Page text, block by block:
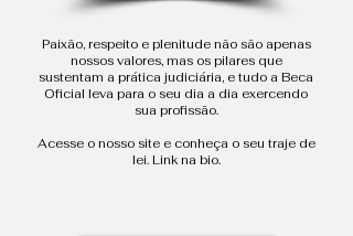
Paixão, respeito e plenitude não são apenas
nossos valores, mas os pilares que
sustentam a prática judiciária, e tudo a Beca
Oficial leva para o seu dia a dia exercendo
sua profissão.
Acesse o nosso site e conheça o seu traje de
lei. Link na bio.